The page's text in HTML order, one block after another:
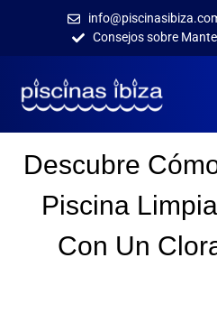
Consejos sobre
Descubre
Piscina
Con Un